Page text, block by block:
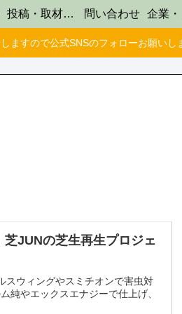
投稿・取材受け付け 問い合わせ
ますので公式SNSのフォローお願いし
JUNの芝生再生プロジェ
スウィングやスミチオンで害虫対
純やエックスエナジーで仕上げ、